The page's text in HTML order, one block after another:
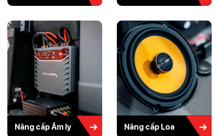
Nâng cấp Âm ly Nâng cấp Loa